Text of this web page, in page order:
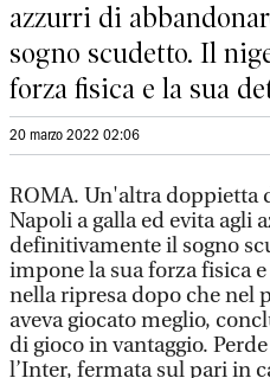
azzurri di
sogno scudetto. Il
forza fisica e la sua
20 marzo 2022 02:06
ROMA. Un'altra doppietta
Napoli a galla ed evita agli
definitivamente il sogno
impone la sua forza fisica
nella ripresa dopo che nel
aveva giocato meglio,
di gioco in vantaggio.
l’Inter, fermata sul pari in